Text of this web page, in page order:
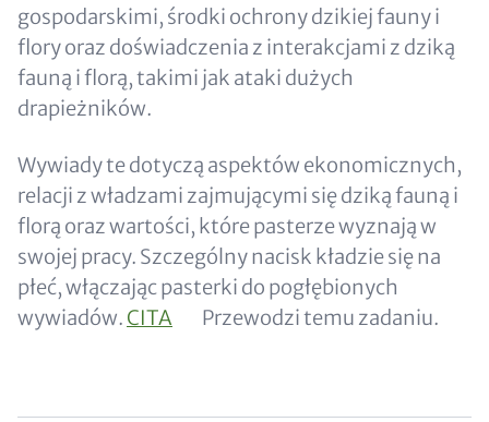
gospodarskimi, środki ochrony dzikiej fauny i
flory oraz doświadczenia z interakcjami z dziką
fauną i florą, takimi jak ataki dużych
drapieżników.
Wywiady te dotyczą aspektów ekonomicznych,
relacji z władzami zajmującymi się dziką fauną i
florą oraz wartości, które pasterze wyznają w
swojej pracy. Szczególny nacisk kładzie się na
płeć, włączając pasterki do pogłębionych
wywiadów. CITA Przewodzi temu zadaniu.